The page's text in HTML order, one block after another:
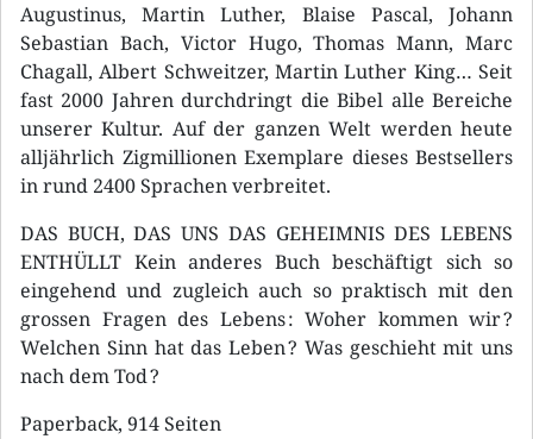
Augustinus, Martin Luther, Blaise Pascal, Johann
Sebastian Bach, Victor Hugo, Thomas Mann, Marc
Chagall, Albert Schweitzer, Martin Luther King… Seit
fast 2000 Jahren durchdringt die Bibel alle Bereiche
unserer Kultur. Auf der ganzen Welt werden heute
alljährlich Zigmillionen Exemplare dieses Bestsellers
in rund 2400 Sprachen verbreitet.
DAS BUCH, DAS UNS DAS GEHEIMNIS DES LEBENS
ENTHÜLLT Kein anderes Buch beschäftigt sich so
eingehend und zugleich auch so praktisch mit den
grossen Fragen des Lebens : Woher kommen wir ?
Welchen Sinn hat das Leben ? Was geschieht mit uns
nach dem Tod ?
Paperback, 914 Seiten